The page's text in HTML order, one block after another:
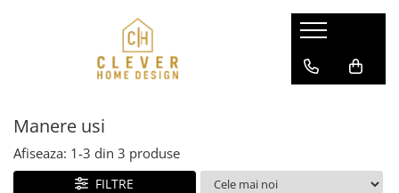
Usi pentru case
Modele usi aluminiu-otel DS82
Modele usi aluminiu-otel AC68
Modele usi aluminiu-otel ATU68
Separeuri din aluminiu
Usi interior din aluminiu si sticla
Manere usi
Afiseaza: 1-3 din 3 produse
FILTRE